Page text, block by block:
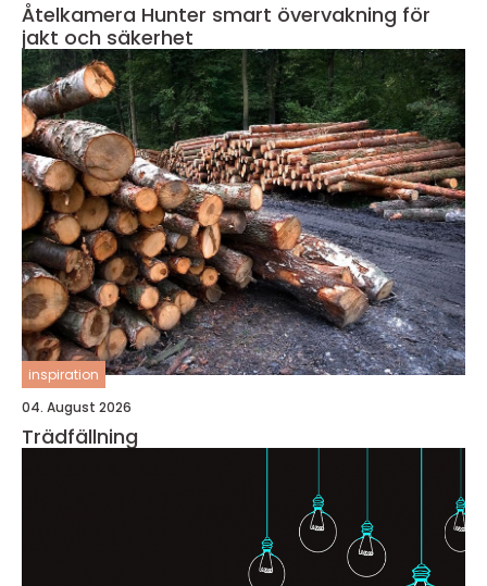
Åtelkamera Hunter smart övervakning för
jakt och säkerhet
inspiration
04. August 2026
Trädfällning